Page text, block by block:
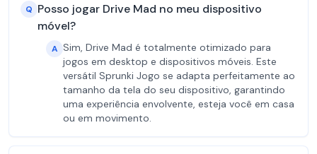
Q Posso jogar Drive Mad no meu dispositivo
móvel?
A Sim, Drive Mad é totalmente otimizado para
jogos em desktop e dispositivos móveis. Este
versátil Sprunki Jogo se adapta perfeitamente ao
tamanho da tela do seu dispositivo, garantindo
uma experiência envolvente, esteja você em casa
ou em movimento.